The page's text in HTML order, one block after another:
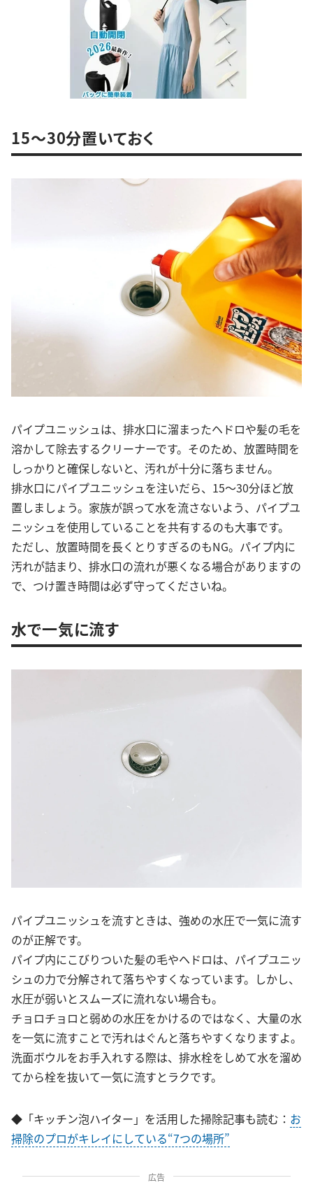
15～30分置いておく
パイプユニッシュは、排水口に溜まったヘドロや髪の毛を
溶かして除去するクリーナーです。そのため、放置時間を
しっかりと確保しないと、汚れが十分に落ちません。
排水口にパイプユニッシュを注いだら、15〜30分ほど放
置しましょう。家族が誤って水を流さないよう、パイプユ
ニッシュを使用していることを共有するのも大事です。
ただし、放置時間を長くとりすぎるのもNG。パイプ内に
汚れが詰まり、排水口の流れが悪くなる場合がありますの
で、つけ置き時間は必ず守ってくださいね。
水で一気に流す
パイプユニッシュを流すときは、強めの水圧で一気に流す
のが正解です。
パイプ内にこびりついた髪の毛やヘドロは、パイプユニッ
シュの力で分解されて落ちやすくなっています。しかし、
水圧が弱いとスムーズに流れない場合も。
チョロチョロと弱めの水圧をかけるのではなく、大量の水
を一気に流すことで汚れはぐんと落ちやすくなりますよ。
洗面ボウルをお手入れする際は、排水栓をしめて水を溜め
てから栓を抜いて一気に流すとラクです。
◆「キッチン泡ハイター」を活用した掃除記事も読む： お
掃除のプロがキレイにしている“7つの場所”
広告